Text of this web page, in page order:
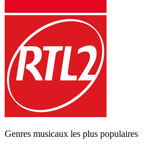
Genres musicaux les plus populaires